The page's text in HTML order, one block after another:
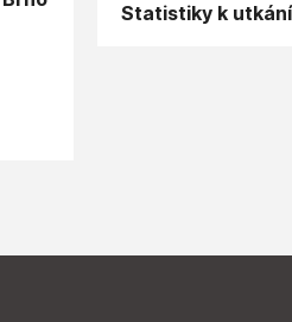
Statistiky k utkání